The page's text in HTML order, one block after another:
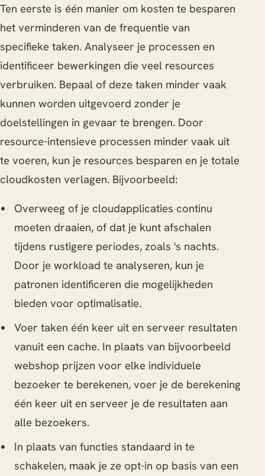
Ten eerste is één manier om kosten te besparen
het verminderen van de frequentie van
specifieke taken. Analyseer je processen en
identificeer bewerkingen die veel resources
verbruiken. Bepaal of deze taken minder vaak
kunnen worden uitgevoerd zonder je
doelstellingen in gevaar te brengen. Door
resource-intensieve processen minder vaak uit
te voeren, kun je resources besparen en je totale
cloudkosten verlagen. Bijvoorbeeld:
Overweeg of je cloudapplicaties continu
moeten draaien, of dat je kunt afschalen
tijdens rustigere periodes, zoals 's nachts.
Door je workload te analyseren, kun je
patronen identificeren die mogelijkheden
bieden voor optimalisatie.
Voer taken één keer uit en serveer resultaten
vanuit een cache. In plaats van bijvoorbeeld
webshop prijzen voor elke individuele
bezoeker te berekenen, voer je de berekening
één keer uit en serveer je de resultaten aan
alle bezoekers.
In plaats van functies standaard in te
schakelen, maak je ze opt-in op basis van een